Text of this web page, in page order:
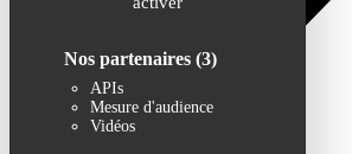
Nos partenaires (3)
APIs
Mesure d'audience
Vidéos